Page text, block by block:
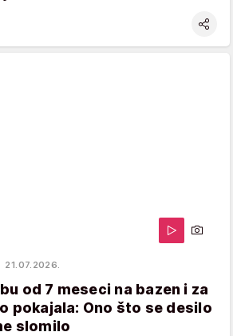
21.07.2026.
od 7 meseci na bazen i za
pokajala: Ono što se desilo
slomilo